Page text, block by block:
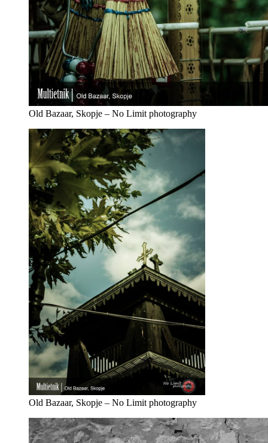
Old Bazaar, Skopje – No Limit photography
Old Bazaar, Skopje – No Limit photography